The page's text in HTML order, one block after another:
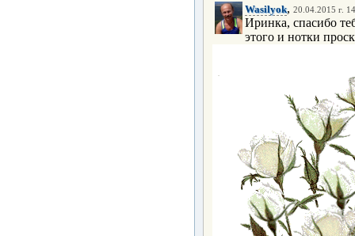
Wasilyok, 20.04.2015 г.
Иринка, спасибо
этого и нотки